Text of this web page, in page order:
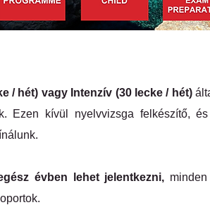
/ hét) vagy Intenzív (30 lecke / hét)
Ezen kívül nyelvvizsga felkészítő,
évben lehet jelentkezni,